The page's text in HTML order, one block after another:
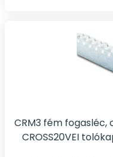
CRM3 fém fogasléc,
CROSS20VEI